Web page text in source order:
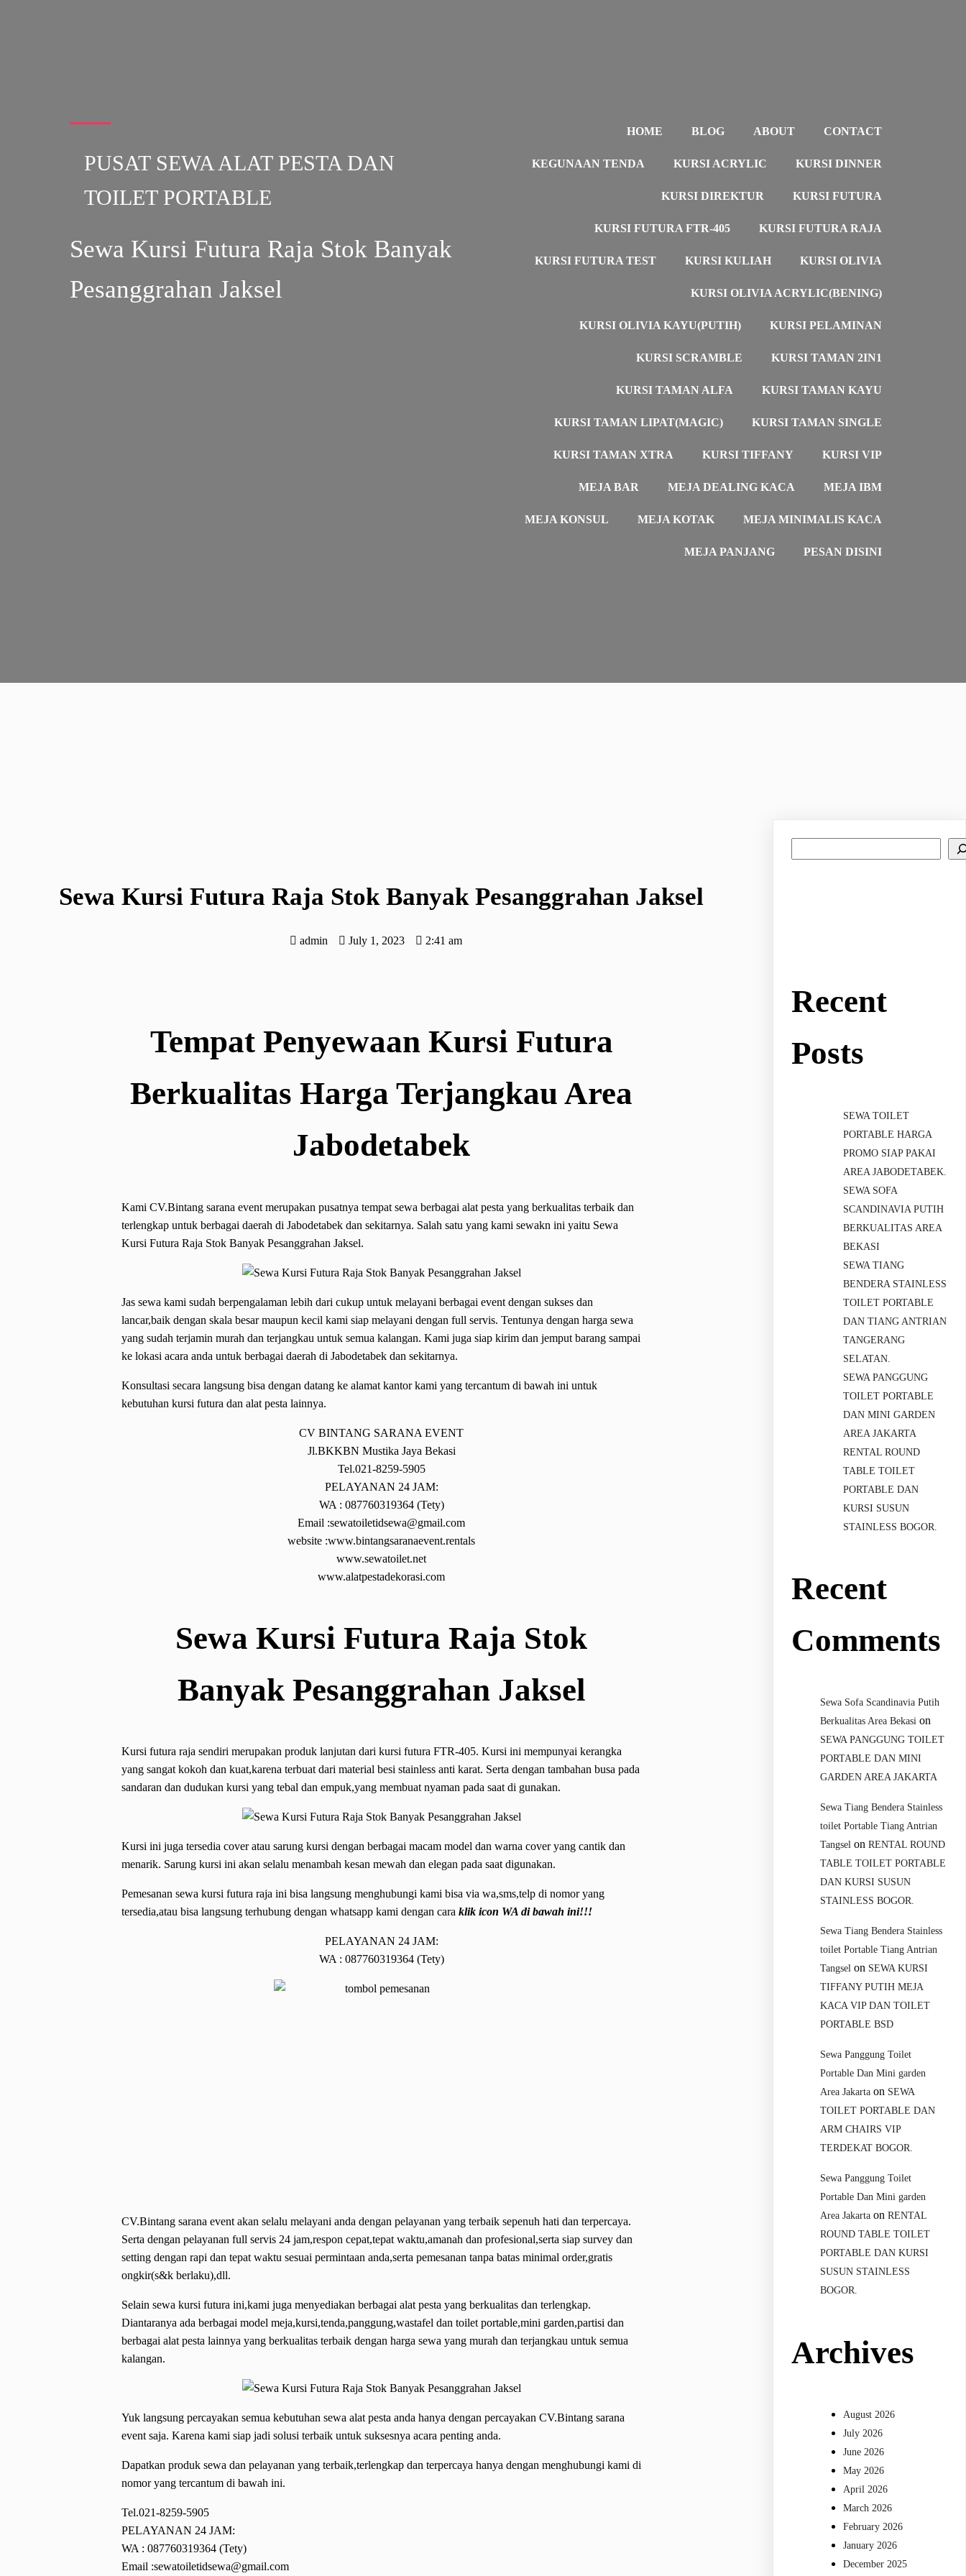
PUSAT SEWA ALAT PESTA DAN
TOILET PORTABLE
Sewa Kursi Futura Raja Stok Banyak
Pesanggrahan Jaksel
HOME BLOG ABOUT CONTACT
KEGUNAAN TENDA KURSI ACRYLIC KURSI DINNER
KURSI DIREKTUR KURSI FUTURA
KURSI FUTURA FTR-405 KURSI FUTURA RAJA
KURSI FUTURA TEST KURSI KULIAH KURSI OLIVIA
KURSI OLIVIA ACRYLIC(BENING)
KURSI OLIVIA KAYU(PUTIH) KURSI PELAMINAN
KURSI SCRAMBLE KURSI TAMAN 2IN1
KURSI TAMAN ALFA KURSI TAMAN KAYU
KURSI TAMAN LIPAT(MAGIC) KURSI TAMAN SINGLE
KURSI TAMAN XTRA KURSI TIFFANY KURSI VIP
MEJA BAR MEJA DEALING KACA MEJA IBM
MEJA KONSUL MEJA KOTAK MEJA MINIMALIS KACA
MEJA PANJANG PESAN DISINI
Sewa Kursi Futura Raja Stok Banyak Pesanggrahan Jaksel
admin July 1, 2023 2:41 am
Tempat Penyewaan Kursi Futura
Berkualitas Harga Terjangkau Area
Jabodetabek
Kami CV.Bintang sarana event merupakan pusatnya tempat sewa berbagai alat pesta yang berkualitas terbaik dan
terlengkap untuk berbagai daerah di Jabodetabek dan sekitarnya. Salah satu yang kami sewakn ini yaitu Sewa
Kursi Futura Raja Stok Banyak Pesanggrahan Jaksel.
Jas sewa kami sudah berpengalaman lebih dari cukup untuk melayani berbagai event dengan sukses dan
lancar,baik dengan skala besar maupun kecil kami siap melayani dengan full servis. Tentunya dengan harga sewa
yang sudah terjamin murah dan terjangkau untuk semua kalangan. Kami juga siap kirim dan jemput barang sampai
ke lokasi acara anda untuk berbagai daerah di Jabodetabek dan sekitarnya.
Konsultasi secara langsung bisa dengan datang ke alamat kantor kami yang tercantum di bawah ini untuk
kebutuhan kursi futura dan alat pesta lainnya.
CV BINTANG SARANA EVENT
Jl.BKKBN Mustika Jaya Bekasi
Tel.021-8259-5905
PELAYANAN 24 JAM:
WA : 087760319364 (Tety)
Email :sewatoiletidsewa@gmail.com
website :www.bintangsaranaevent.rentals
www.sewatoilet.net
www.alatpestadekorasi.com
Sewa Kursi Futura Raja Stok
Banyak Pesanggrahan Jaksel
Kursi futura raja sendiri merupakan produk lanjutan dari kursi futura FTR-405. Kursi ini mempunyai kerangka
yang sangat kokoh dan kuat,karena terbuat dari material besi stainless anti karat. Serta dengan tambahan busa pada
sandaran dan dudukan kursi yang tebal dan empuk,yang membuat nyaman pada saat di gunakan.
Kursi ini juga tersedia cover atau sarung kursi dengan berbagai macam model dan warna cover yang cantik dan
menarik. Sarung kursi ini akan selalu menambah kesan mewah dan elegan pada saat digunakan.
Pemesanan sewa kursi futura raja ini bisa langsung menghubungi kami bisa via wa,sms,telp di nomor yang
tersedia,atau bisa langsung terhubung dengan whatsapp kami dengan caraklik icon WA di bawah ini!!!
PELAYANAN 24 JAM:
WA : 087760319364 (Tety)
CV.Bintang sarana event akan selalu melayani anda dengan pelayanan yang terbaik sepenuh hati dan terpercaya.
Serta dengan pelayanan full servis 24 jam,respon cepat,tepat waktu,amanah dan profesional,serta siap survey dan
setting dengan rapi dan tepat waktu sesuai permintaan anda,serta pemesanan tanpa batas minimal order,gratis
ongkir(s&k berlaku),dll.
Selain sewa kursi futura ini,kami juga menyediakan berbagai alat pesta yang berkualitas dan terlengkap.
Diantaranya ada berbagai model meja,kursi,tenda,panggung,wastafel dan toilet portable,mini garden,partisi dan
berbagai alat pesta lainnya yang berkualitas terbaik dengan harga sewa yang murah dan terjangkau untuk semua
kalangan.
Yuk langsung percayakan semua kebutuhan sewa alat pesta anda hanya dengan percayakan CV.Bintang sarana
event saja. Karena kami siap jadi solusi terbaik untuk suksesnya acara penting anda.
Dapatkan produk sewa dan pelayanan yang terbaik,terlengkap dan terpercaya hanya dengan menghubungi kami di
nomor yang tercantum di bawah ini.
Tel.021-8259-5905
PELAYANAN 24 JAM:
WA : 087760319364 (Tety)
Email :sewatoiletidsewa@gmail.com
Recent
Posts
SEWA TOILET
PORTABLE HARGA
PROMO SIAP PAKAI
AREA JABODETABEK.
SEWA SOFA
SCANDINAVIA PUTIH
BERKUALITAS AREA
BEKASI
SEWA TIANG
BENDERA STAINLESS
TOILET PORTABLE
DAN TIANG ANTRIAN
TANGERANG
SELATAN.
SEWA PANGGUNG
TOILET PORTABLE
DAN MINI GARDEN
AREA JAKARTA
RENTAL ROUND
TABLE TOILET
PORTABLE DAN
KURSI SUSUN
STAINLESS BOGOR.
Recent
Comments
Sewa Sofa Scandinavia Putih
Berkualitas Area Bekasi on
SEWA PANGGUNG TOILET
PORTABLE DAN MINI
GARDEN AREA JAKARTA
Sewa Tiang Bendera Stainless
toilet Portable Tiang Antrian
Tangsel onRENTAL ROUND
TABLE TOILET PORTABLE
DAN KURSI SUSUN
STAINLESS BOGOR.
Sewa Tiang Bendera Stainless
toilet Portable Tiang Antrian
Tangsel on SEWA KURSI
TIFFANY PUTIH MEJA
KACA VIP DAN TOILET
PORTABLE BSD
Sewa Panggung Toilet
Portable Dan Mini garden
Area Jakarta on SEWA
TOILET PORTABLE DAN
ARM CHAIRS VIP
TERDEKAT BOGOR.
Sewa Panggung Toilet
Portable Dan Mini garden
Area Jakarta onRENTAL
ROUND TABLE TOILET
PORTABLE DAN KURSI
SUSUN STAINLESS
BOGOR.
Archives
August 2026
July 2026
June 2026
May 2026
April 2026
March 2026
February 2026
January 2026
December 2025